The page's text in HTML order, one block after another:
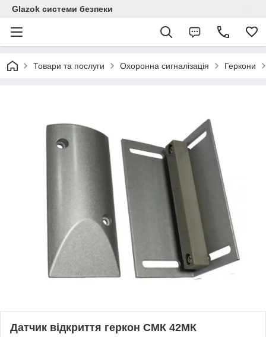
Glazok системи безпеки
Товари та послуги Охоронна сигналізація Геркони
Датчик відкриття геркон СМК 42МК